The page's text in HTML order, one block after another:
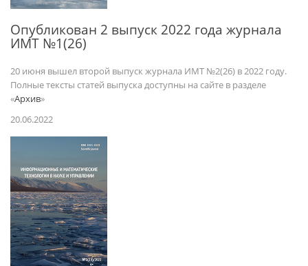
Опубликован 2 выпуск 2022 года журнала
ИМТ №1(26)
20 июня вышел второй выпуск журнала ИМТ №2(26) в 2022 году.
Полные тексты статей выпуска доступны на сайте в разделе
«Архив»
20.06.2022